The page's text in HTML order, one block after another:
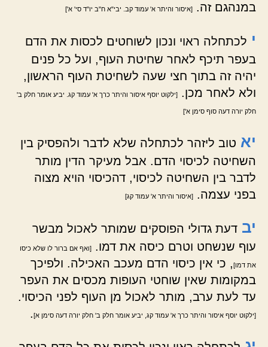
במנהגם זה. [איסור והיתר א' עמוד קב. יבי"א ח"ב יו"ד סי' א']
י לכתחלה ראוי ונכון לשוחטים לכסות את הדם
בעפר תיכף לאחר שחיטת העוף, ועל כל פנים
יהיה זה בתוך חצי שעה לשחיטת העוף הראשון,
ולא לאחר מכן. [ילקוט יוסף איסור והיתר כרך א' עמוד קג. יביע אומר חלק ב'
חלק יורה דעה סוף סימן א']
יא טוב ליזהר לכתחלה שלא לדבר ולהפסיק בין
השחיטה לכיסוי הדם. אבל מעיקר הדין מותר
לדבר בין השחיטה לכיסוי, דהכיסוי הויא מצוה
בפני עצמה. [איסור והיתר א' עמוד קג]
יב דעת גדולי הפוסקים שמותר לאכול מבשר
עוף שנשחט וטרם כיסה את דמו. [ואף אם ברור לו שלא כיסו
את דמו], כי אין כיסוי הדם מעכב האכילה. ולפיכך
במקומות שאין שוחטי העופות מכסים את העפר
עד לעת ערב, מותר לאכול מן העוף לפני הכיסוי.
[ילקוט יוסף איסור והיתר כרך א' עמוד קג, יביע אומר חלק ב' חלק יורה דעה סימן א].